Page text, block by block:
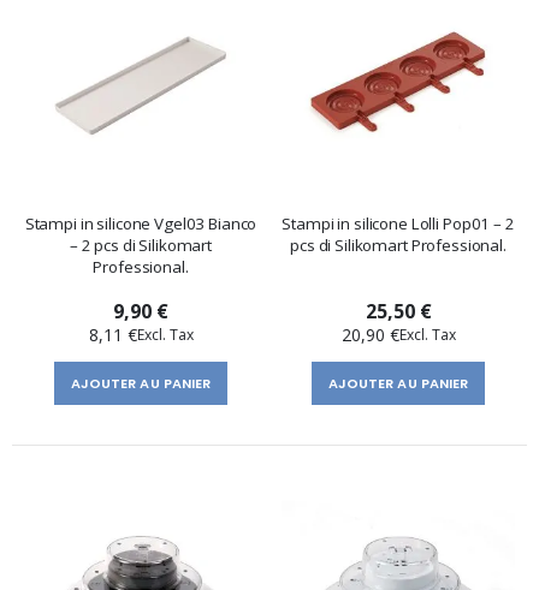
Stampi in silicone Vgel03 Bianco
– 2 pcs di Silikomart
Professional.
9,90 €
8,11 €
AJOUTER AU PANIER
Stampi in silicone Lolli Pop01 – 2
pcs di Silikomart Professional.
25,50 €
20,90 €
AJOUTER AU PANIER